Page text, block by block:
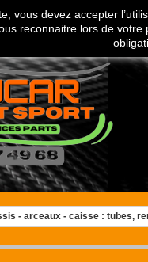
68
- arceaux - caisse : tubes,
vous devez accepter
reconnaitre lors de